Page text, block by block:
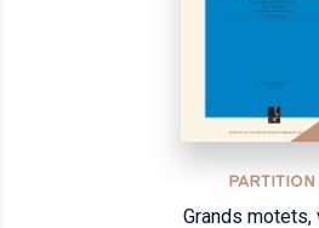
PARTITION
Grands motets,